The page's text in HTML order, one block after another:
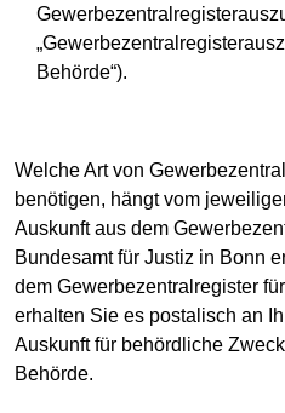
Behörde“).
Welche Art von
benötigen, hängt vom
Auskunft aus dem
Bundesamt für Justiz in Bonn
dem Gewerbezentralregister
erhalten Sie es postalisch an
Auskunft für behördliche
Behörde.